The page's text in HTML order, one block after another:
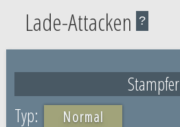
Lade-Attacken ?
Stampfer
Normal